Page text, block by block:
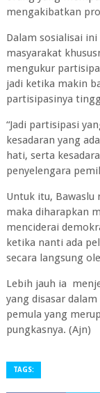
mengakibatkan
Dalam sosialisai
masyarakat
mengukur
jadi ketika makin
partisipasinya
“Jadi partisipasi
kesadaran yang
hati, serta
penyelengara
Untuk itu, Bawaslu
maka diharapkan
menciderai
ketika nanti ada
secara langsung
Lebih jauh ia
yang disasar
pemula yang
pungkasnya. (Ajn)
TAGS: